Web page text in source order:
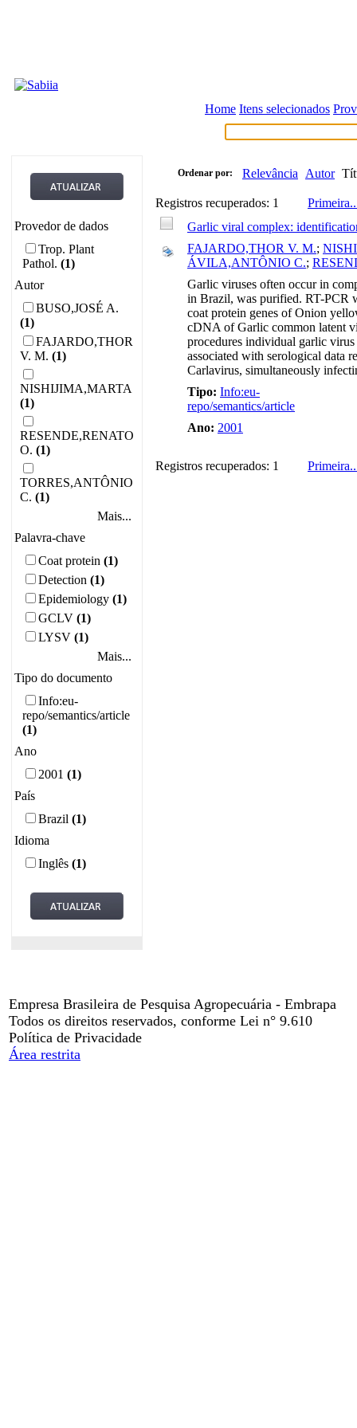
Home Itens selecionados
Provedor de dados
Trop. Plant
Pathol. (1)
Autor
BUSO,JOSÉ A.
(1)
FAJARDO,THOR
V. M. (1)
NISHIJIMA,MARTA
(1)
RESENDE,RENATO
O. (1)
TORRES,ANTÔNIO
C. (1)
Mais...
Palavra-chave
Coat protein (1)
Detection (1)
Epidemiology (1)
GCLV (1)
LYSV (1)
Mais...
Tipo do documento
Info:eu-
repo/semantics/article
(1)
Ano
2001 (1)
País
Brazil (1)
Idioma
Inglês (1)
Ordenar por: Relevância Autor
Registros recuperados: 1 Primeira
Garlic viral complex:
FAJARDO,THOR V. M.;
ÁVILA,ANTÔNIO C.;
Garlic viruses often occur in
in Brazil, was purified. RT-PCR
coat protein genes of Onion
cDNA of Garlic common latent
procedures individual garlic virus
associated with serological data
Carlavirus, simultaneously
Tipo: Info:eu-
repo/semantics/article
Ano: 2001
Registros recuperados: 1 Primeira
Empresa Brasileira de Pesquisa Agropecuária - Embrapa
Todos os direitos reservados, conforme Lei n° 9.610
Política de Privacidade
Área restrita